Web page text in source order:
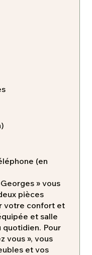
(en
» vous
pièces
votre confort et
et salle
quotidien. Pour
vous », vous
et vos